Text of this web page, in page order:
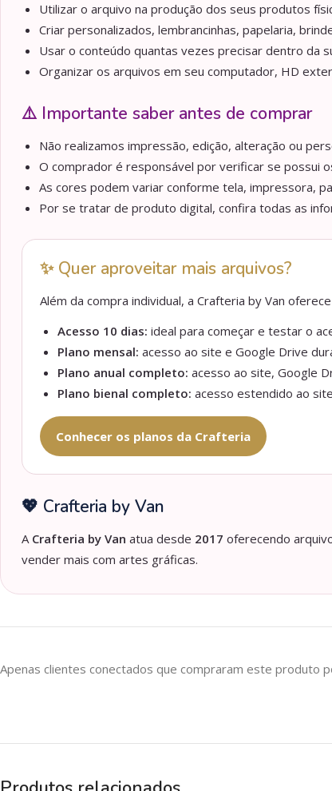
Utilizar o arquivo na produção dos seus produtos
Criar personalizados, lembrancinhas, papelaria,
Usar o conteúdo quantas vezes precisar dentro da
Organizar os arquivos em seu computador, HD
⚠️ Importante saber antes de comprar
Não realizamos impressão, edição, alteração ou
O comprador é responsável por verificar se possui
As cores podem variar conforme tela, impressora,
Por se tratar de produto digital, confira todas as
✨ Quer aproveitar mais arquivos?
Além da compra individual, a Crafteria by Van
Acesso 10 dias: ideal para começar e testar o
Plano mensal: acesso ao site e Google Drive
Plano anual completo: acesso ao site, Google
Plano bienal completo: acesso estendido ao
Conhecer os planos da Crafteria
💖 Crafteria by Van
A Crafteria by Van atua desde 2017 oferecendo
vender mais com artes gráficas.
Apenas clientes conectados que compraram este produto